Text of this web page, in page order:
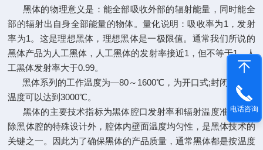
黑体的物理意义是：能全部吸收外部的辐射能量，同时能全
部的辐射出自身全部能量的物体。量化说明：吸收率为1，发射
率为1。这是理想黑体，理想黑体是一极限值。通常我们所说的
黑体产品为人工黑体，人工黑体的发射率接近1，但不等于1。人
工黑体发射率大于0.99。
黑体系列的工作温度为—80～1600℃，为开口式;封闭式黑体
温度可以达到3000℃。
黑体的主要技术指标为黑体腔口发射率和辐射温度准确性。
除黑体腔的特殊设计外，腔体内壁面温度均匀性，是黑体技术的
关键之一。因此为了确保黑体的产品质量，通常黑体都是按温度
电话咨询